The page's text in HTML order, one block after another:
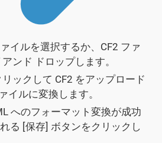
イルを選択するか、CF2 ファ
ンド ドロップします。
ックして CF2 をアップロード
イルに変換します。
へのフォーマット変換が成功
る [保存] ボタンをクリックし